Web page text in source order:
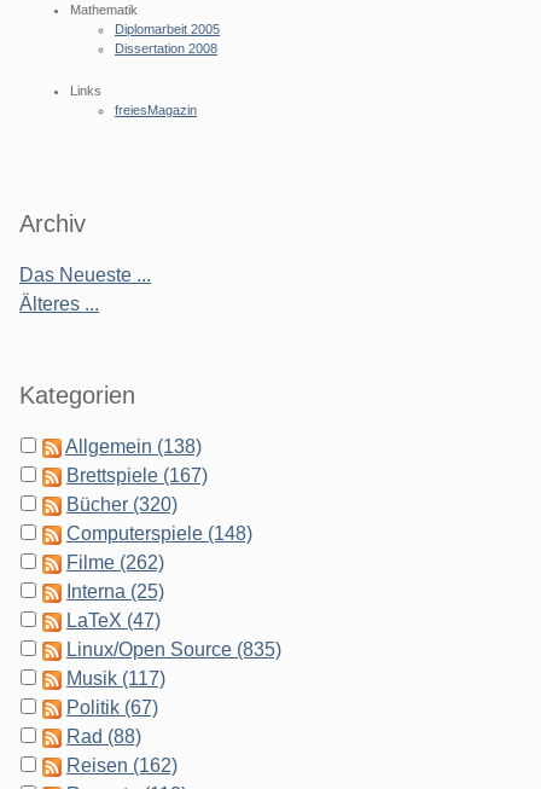
Mathematik
Diplomarbeit 2005
Dissertation 2008
Links
freiesMagazin
Archiv
Das Neueste ...
Älteres ...
Kategorien
Allgemein (138)
Brettspiele (167)
Bücher (320)
Computerspiele (148)
Filme (262)
Interna (25)
LaTeX (47)
Linux/Open Source (835)
Musik (117)
Politik (67)
Rad (88)
Reisen (162)